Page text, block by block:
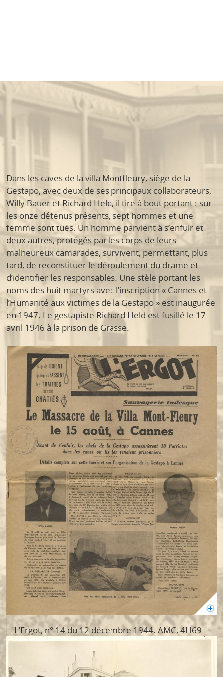
Dans les caves de la villa Montfleury, siège de la
Gestapo, avec deux de ses principaux collaborateurs,
Willy Bauer et Richard Held, il tire à bout portant : sur
les onze détenus présents, sept hommes et une
femme sont tués. Un homme parvient à s’enfuir et
deux autres, protégés par les corps de leurs
malheureux camarades, survivent, permettant, plus
tard, de reconstituer le déroulement du drame et
d’identifier les responsables. Une stèle portant les
noms des huit martyrs avec l’inscription « Cannes et
l’Humanité aux victimes de la Gestapo » est inaugurée
en 1947. Le gestapiste Richard Held est fusillé le 17
avril 1946 à la prison de Grasse.
L’Ergot, n° 14 du 12 décembre 1944. AMC, 4H69